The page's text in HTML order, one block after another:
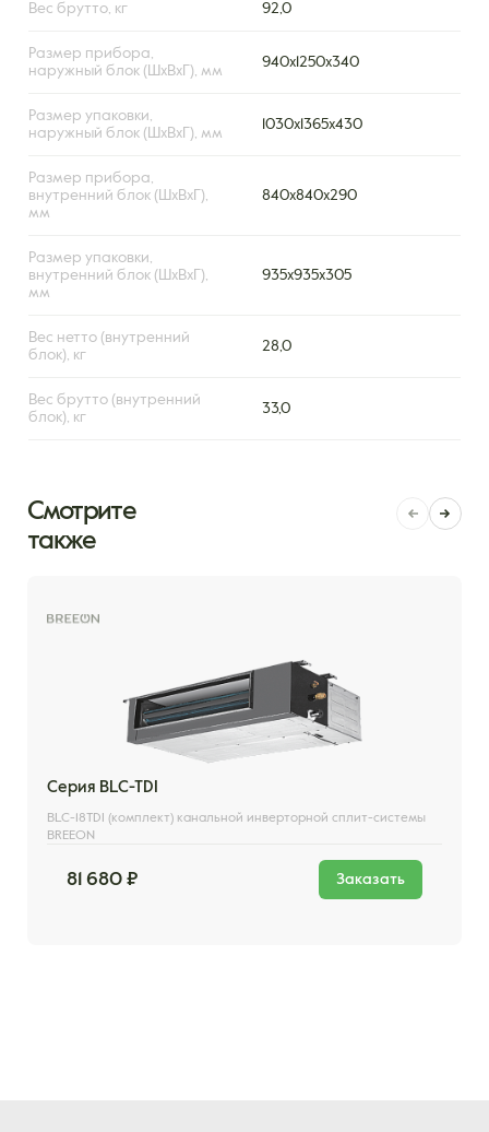
Вес брутто, кг 92,0
Размер прибора,
наружный блок (ШxВxГ), мм
940x1250x340
Размер упаковки,
наружный блок (ШxВxГ), мм
1030x1365x430
Размер прибора,
внутренний блок (ШxВxГ),
мм
840х840х290
Размер упаковки,
внутренний блок (ШxВxГ),
мм
935х935х305
Вес нетто (внутренний
блок), кг
28,0
Вес брутто (внутренний
блок), кг
33,0
Смотрите
также
Серия BLC-TDI
BLC-18TDI (комплект) канальной инверторной сплит-системы
BREEON
81 680 ₽ Заказать